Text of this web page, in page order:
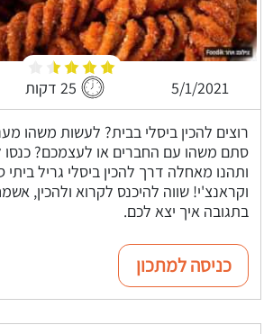
5/1/2021 25 דקות
רוצים להכין ביסלי בבית? לעשות משהו
סתם משהו עם החברים או לעצמכם? כנסו
ותהנו מאחלה דרך להכין ביסלי גריל ביתי
וקראנצ'י! שווה להיכנס לקרוא ולהכין,
בתגובה איך יצא לכם.
כניסה למתכון